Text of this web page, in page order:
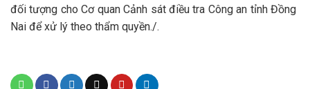
đối tượng cho Cơ quan Cảnh sát điều tra Công an tỉnh Đồng
Nai để xử lý theo thẩm quyền./.